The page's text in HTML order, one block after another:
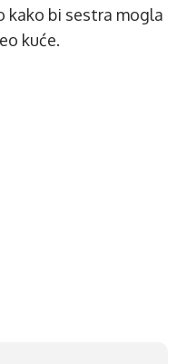
kako bi sestra mogla
kuće.